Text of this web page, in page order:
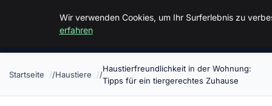
Malzminden
Startseite Haustiere
Haustierfreundlichkeit in der Wohnung:
Tipps für ein tiergerechtes Zuhause
Wir verwenden Cookies, um Ihr Surferlebnis zu
erfahren